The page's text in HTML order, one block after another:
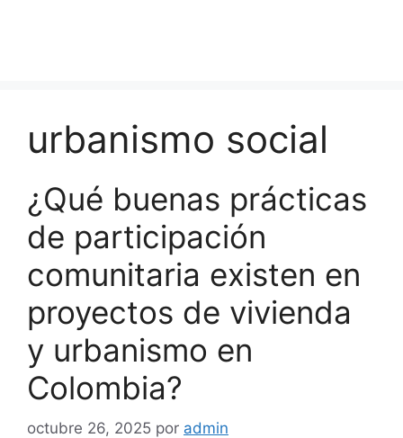
urbanismo social
¿Qué buenas prácticas
de participación
comunitaria existen en
proyectos de vivienda
y urbanismo en
Colombia?
octubre 26, 2025 por admin